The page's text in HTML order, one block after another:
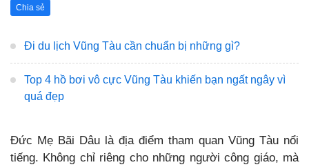
Chia sẻ
Đi du lịch Vũng Tàu cần chuẩn bị những gì?
Top 4 hồ bơi vô cực Vũng Tàu khiến bạn ngất ngây vì
quá đẹp
Đức Mẹ Bãi Dâu là địa điểm tham quan Vũng Tàu nổi
tiếng. Không chỉ riêng cho những người công giáo, mà